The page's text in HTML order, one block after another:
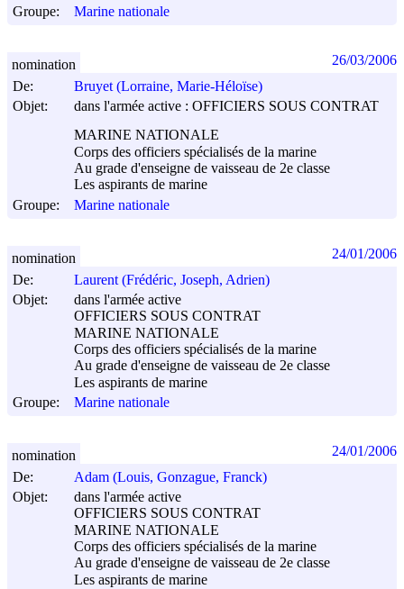
Groupe:
Marine nationale
De:
Bruyet (Lorraine, Marie-Héloïse)
Objet:
dans l'armée active : OFFICIERS SOUS CONTRAT
MARINE NATIONALE
Corps des officiers spécialisés de la marine
Au grade d'enseigne de vaisseau de 2e classe
Les aspirants de marine
Groupe:
Marine nationale
nomination 26/03/2006
De:
Laurent (Frédéric, Joseph, Adrien)
Objet:
dans l'armée active
OFFICIERS SOUS CONTRAT
MARINE NATIONALE
Corps des officiers spécialisés de la marine
Au grade d'enseigne de vaisseau de 2e classe
Les aspirants de marine
Groupe:
Marine nationale
nomination 24/01/2006
De:
Adam (Louis, Gonzague, Franck)
Objet:
dans l'armée active
OFFICIERS SOUS CONTRAT
MARINE NATIONALE
Corps des officiers spécialisés de la marine
Au grade d'enseigne de vaisseau de 2e classe
Les aspirants de marine
nomination 24/01/2006